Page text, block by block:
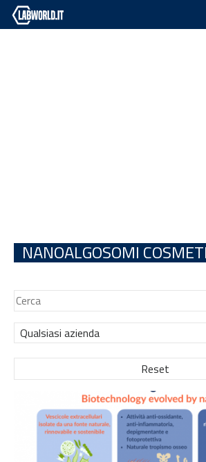
NANOALGOSOMI
Qualsiasi azienda
Reset